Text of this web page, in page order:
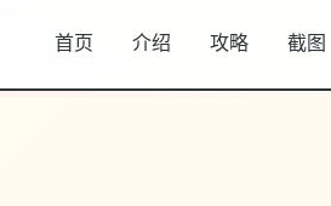
首页 介绍 攻略 截图